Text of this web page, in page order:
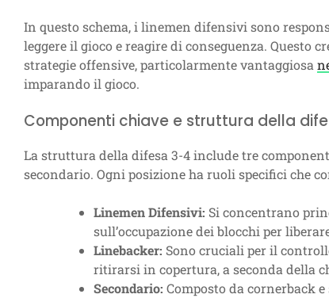
In questo schema, i linemen difensivi sono
leggere il gioco e reagire di conseguenza. Questo
strategie offensive, particolarmente vantaggiosa
imparando il gioco.
Componenti chiave e struttura della
La struttura della difesa 3-4 include tre
secondario. Ogni posizione ha ruoli specifici che
Linemen Difensivi: Si concentrano
sull’occupazione dei blocchi per
Linebacker: Sono cruciali per il
ritirarsi in copertura, a seconda della
Secondario: Composto da cornerback